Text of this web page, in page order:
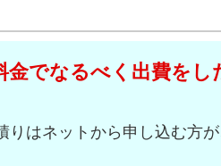
金でなるべく出費をし
りはネットから申し込む方が